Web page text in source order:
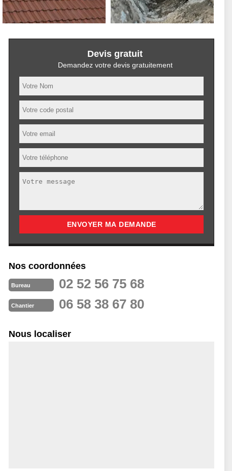
Devis gratuit
Demandez votre devis gratuitement
Nos coordonnées
Bureau 02 52 56 75 68
Chantier 06 58 38 67 80
Nous localiser